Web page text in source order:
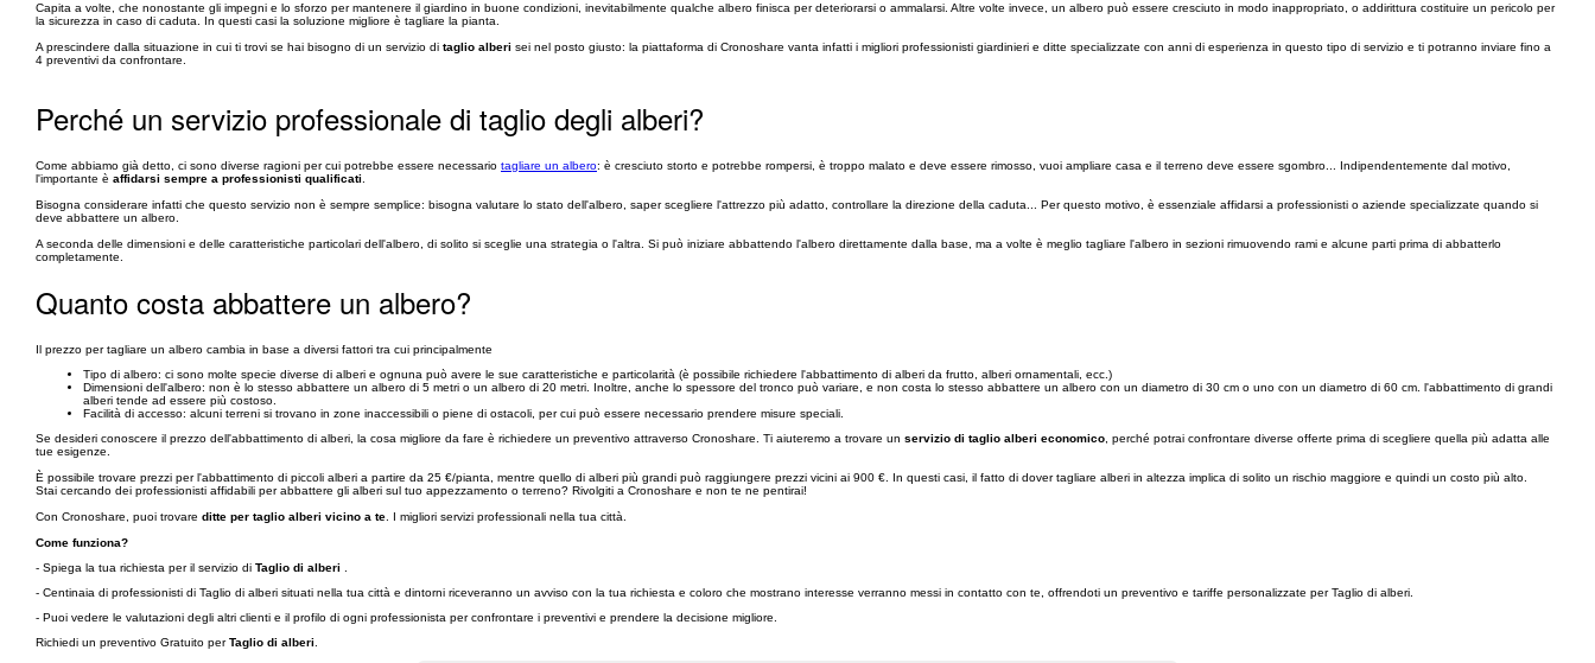
Capita a volte, che nonostante gli impegni e lo sforzo per mantenere il giardino in buone condizioni, inevitabilmente qualche albero finisca per deteriorarsi o ammalarsi. Altre volte invece, un albero può essere cresciuto in modo inappropriato, o addirittura costituire un pericolo per
la sicurezza in caso di caduta. In questi casi la soluzione migliore è tagliare la pianta.
A prescindere dalla situazione in cui ti trovi se hai bisogno di un servizio di taglio alberi sei nel posto giusto: la piattaforma di Cronoshare vanta infatti i migliori professionisti giardinieri e ditte specializzate con anni di esperienza in questo tipo di servizio e ti potranno inviare fino a
4 preventivi da confrontare.
Perché un servizio professionale di taglio degli alberi?
Come abbiamo già detto, ci sono diverse ragioni per cui potrebbe essere necessario tagliare un albero: è cresciuto storto e potrebbe rompersi, è troppo malato e deve essere rimosso, vuoi ampliare casa e il terreno deve essere sgombro... Indipendentemente dal motivo,
l'importante è affidarsi sempre a professionisti qualificati
Bisogna considerare infatti che questo servizio non è sempre semplice: bisogna valutare lo stato dell'albero, saper scegliere l'attrezzo più adatto, controllare la direzione della caduta... Per questo motivo, è essenziale affidarsi a professionisti o aziende specializzate quando si
deve abbattere un albero.
A seconda delle dimensioni e delle caratteristiche particolari dell'albero, di solito si sceglie una strategia o l'altra. Si può iniziare abbattendo l'albero direttamente dalla base, ma a volte è meglio tagliare l'albero in sezioni rimuovendo rami e alcune parti prima di abbatterlo
completamente.
Quanto costa abbattere un albero?
Il prezzo per tagliare un albero cambia in base a diversi fattori tra cui principalmente
Tipo di albero: ci sono molte specie diverse di alberi e ognuna può avere le sue caratteristiche e particolarità (è possibile richiedere l'abbattimento di alberi da frutto, alberi ornamentali, ecc.)
Dimensioni dell'albero: non è lo stesso abbattere un albero di 5 metri o un albero di 20 metri. Inoltre, anche lo spessore del tronco può variare, e non costa lo stesso abbattere un albero con un diametro di 30 cm o uno con un diametro di 60 cm. l'abbattimento di grandi
alberi tende ad essere più costoso.
Facilità di accesso: alcuni terreni si trovano in zone inaccessibili o piene di ostacoli, per cui può essere necessario prendere misure speciali.
Se desideri conoscere il prezzo dell'abbattimento di alberi, la cosa migliore da fare è richiedere un preventivo attraverso Cronoshare. Ti aiuteremo a trovare un servizio di taglio alberi economico , perché potrai confrontare diverse offerte prima di scegliere quella più adatta alle
tue esigenze.
È possibile trovare prezzi per l'abbattimento di piccoli alberi a partire da 25 €/pianta, mentre quello di alberi più grandi può raggiungere prezzi vicini ai 900 €. In questi casi, il fatto di dover tagliare alberi in altezza implica di solito un rischio maggiore e quindi un costo più alto.
Stai cercando dei professionisti affidabili per abbattere gli alberi sul tuo appezzamento o terreno? Rivolgiti a Cronoshare e non te ne pentirai!
Con Cronoshare, puoi trovare ditte per taglio alberi vicino a te . I migliori servizi professionali nella tua città.
Come funziona?
- Spiega la tua richiesta per il servizio di Taglio di alberi
- Centinaia di professionisti di Taglio di alberi situati nella tua città e dintorni riceveranno un avviso con la tua richiesta e coloro che mostrano interesse verranno messi in contatto con te, offrendoti un preventivo e tariffe personalizzate per Taglio di alberi.
- Puoi vedere le valutazioni degli altri clienti e il profilo di ogni professionista per confrontare i preventivi e prendere la decisione migliore.
Richiedi un preventivo Gratuito perTaglio di alberi